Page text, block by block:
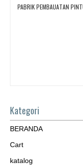
PABRIK PEMBAUATAN
Kategori
BERANDA
Cart
katalog